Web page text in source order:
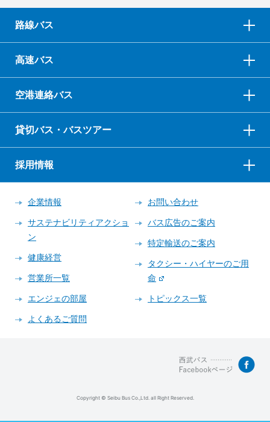
路線バス
高速バス
空港連絡バス
貸切バス・バスツアー
採用情報
企業情報
サステナビリティアクショ
ン
健康経営
営業所一覧
エンジェの部屋
よくあるご質問
お問い合わせ
バス広告のご案内
特定輸送のご案内
タクシー・ハイヤーのご用
命
トピックス一覧
Copyright © Seibu Bus Co.,Ltd. all Right Reserved.